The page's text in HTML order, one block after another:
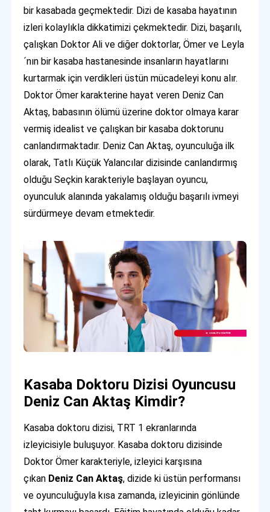
bir kasabada geçmektedir. Dizi de kasaba hayatının
izleri kolaylıkla dikkatimizi çekmektedir. Dizi, başarılı,
çalışkan Doktor Ali ve diğer doktorlar, Ömer ve Leyla
´nın bir kasaba hastanesinde insanların hayatlarını
kurtarmak için verdikleri üstün mücadeleyi konu alır.
Doktor Ömer karakterine hayat veren Deniz Can
Aktaş, babasının ölümü üzerine doktor olmaya karar
vermiş idealist ve çalışkan bir kasaba doktorunu
canlandırmaktadır. Deniz Can Aktaş, oyunculuğa ilk
olarak, Tatlı Küçük Yalancılar dizisinde canlandırmış
olduğu Seçkin karakteriyle başlayan oyuncu,
oyunculuk alanında yakalamış olduğu başarılı ivmeyi
sürdürmeye devam etmektedir.
Kasaba Doktoru Dizisi Oyuncusu
Deniz Can Aktaş Kimdir?
Kasaba doktoru dizisi, TRT 1 ekranlarında
izleyicisiyle buluşuyor. Kasaba doktoru dizisinde
Doktor Ömer karakteriyle, izleyici karşısına
çıkan Deniz Can Aktaş, dizide ki üstün performansı
ve oyunculuğuyla kısa zamanda, izleyicinin gönlünde